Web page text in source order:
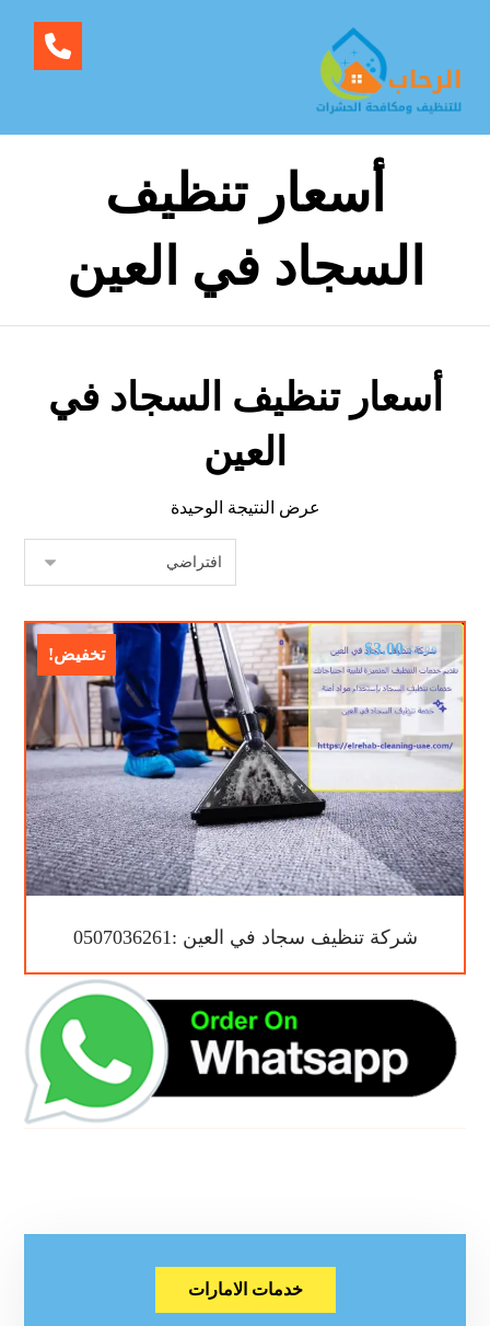
أسعار تنظيف
السجاد في العين
أسعار تنظيف السجاد في
العين
عرض النتيجة الوحيدة
تخفيض!
شركة تنظيف سجاد في العين :0507036261
$5.00
$3.00
خدمات الامارات